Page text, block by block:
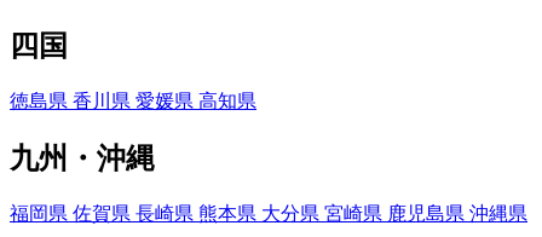
四国
徳島県 香川県 愛媛県 高知県
九州・沖縄
福岡県 佐賀県 長崎県 熊本県 大分県 宮崎県 鹿児島県 沖縄県